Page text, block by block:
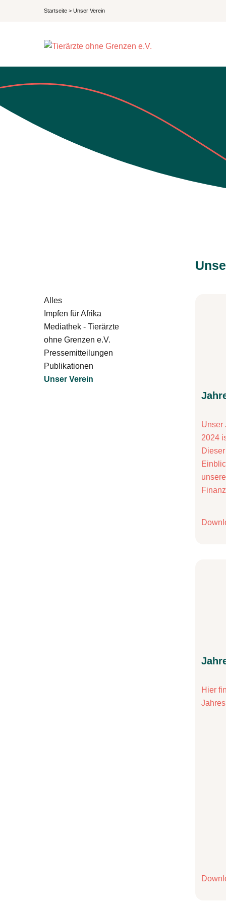
Startseite > Unser Verein
Filter by
Alles
Filter by
Impfen für Afrika
Mediathek - Tierärzte
ohne Grenzen e.V.
Filter by
Pressemitteilungen
Filter by
Publikationen
Filter by
Unser Verein
Unser
2024
Hier